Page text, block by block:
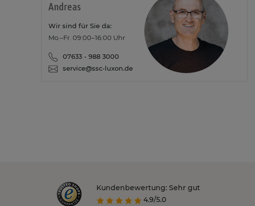
Andreas
Wir sind für Sie da:
Mo.–Fr. 09:00–16:00 Uhr
07633 - 988 3000
service@ssc-luxon.de
Kundenbewertung: Sehr gut
4.9/5.0